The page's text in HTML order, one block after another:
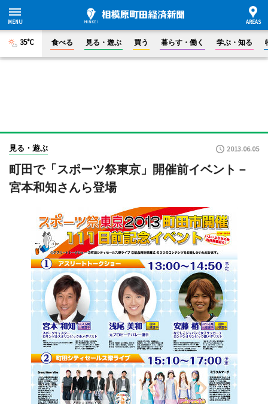
35°C 食べる 見る・遊ぶ 買う 暮らす・働く 学ぶ・知る
見る・遊ぶ 2013.06.05
町田で「スポーツ祭東京」開催前イベント－
宮本和知さんら登場